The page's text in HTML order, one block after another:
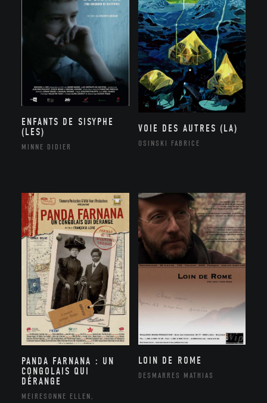
ENFANTS DE SISYPHE
(LES)
MINNE DIDIER
VOIE DES AUTRES (LA)
OSINSKI FABRICE
PANDA FARNANA : UN
CONGOLAIS QUI
DÉRANGE
MEIRESONNE ELLEN,
LOIN DE ROME
DESMARRES MATHIAS